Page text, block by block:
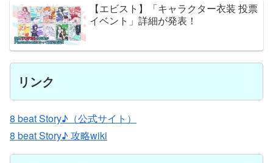
【エビスト】「キャラクター衣装 投票
イベント」詳細が発表！
リンク
8 beat Story♪（公式サイト）
8 beat Story♪ 攻略wiki